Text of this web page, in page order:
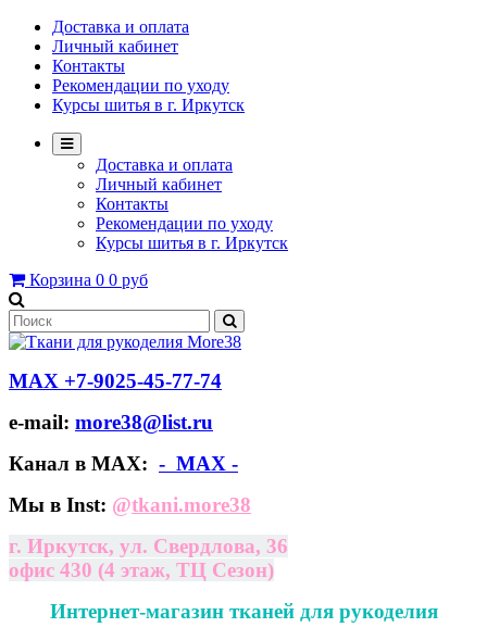
Доставка и оплата
Личный кабинет
Контакты
Рекомендации по уходу
Курсы шитья в г. Иркутск
Доставка и оплата
Личный кабинет
Контакты
Рекомендации по уходу
Курсы шитья в г. Иркутск
Корзина 0 0 руб
МАХ +7-9025-45-77-74
e-mail: more38@list.ru
Канал в МАХ: - МАХ -
Мы в Inst: @tkani.more38
г. Иркутск, ул. Свердлова, 36
офис 430 (4 этаж, ТЦ Сезон)
Интернет-магазин тканей для рукоделия